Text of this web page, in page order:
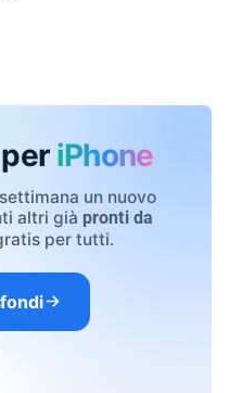
iPhone
un nuovo
altri già pronti da
per tutti.